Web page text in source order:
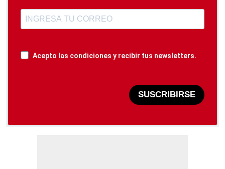
Acepto las condiciones y recibir tus newsletters.
SUSCRIBIRSE